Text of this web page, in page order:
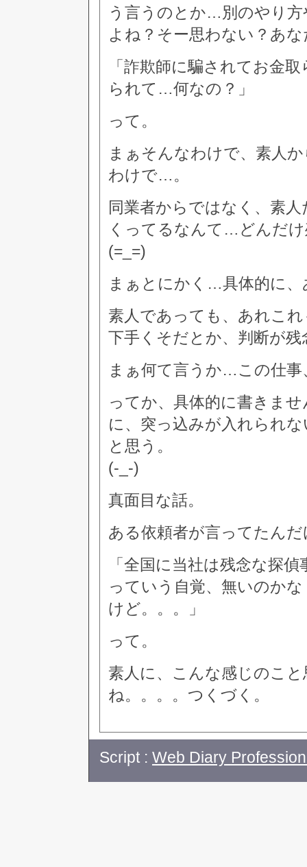
う言うのとか…別のやり
よね？そー思わない？あ
「詐欺師に騙されてお金
られて…何なの？」
って。
まぁそんなわけで、素人
わけで…。
同業者からではなく、素
くってるなんて…どんだ
(=_=)
まぁとにかく…具体的に
素人であっても、あれこ
下手くそだとか、判断が
まぁ何て言うか…この仕
ってか、具体的に書きま
に、突っ込みが入れられ
と思う。
(-_-)
真面目な話。
ある依頼者が言ってたん
「全国に当社は残念な探
っていう自覚、無いのか
けど。。。」
って。
素人に、こんな感じのこ
ね。。。。つくづく。
Script : Web Diary